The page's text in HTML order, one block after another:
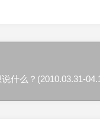
什么？(2010.03.31-